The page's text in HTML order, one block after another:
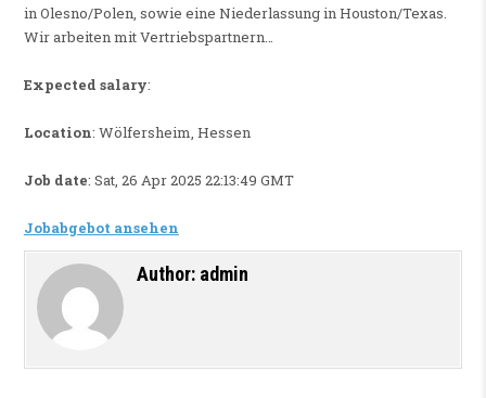
in Olesno/Polen, sowie eine Niederlassung in Houston/Texas.
Wir arbeiten mit Vertriebspartnern…
Expected salary:
Location: Wölfersheim, Hessen
Job date: Sat, 26 Apr 2025 22:13:49 GMT
Jobabgebot ansehen
Author: admin